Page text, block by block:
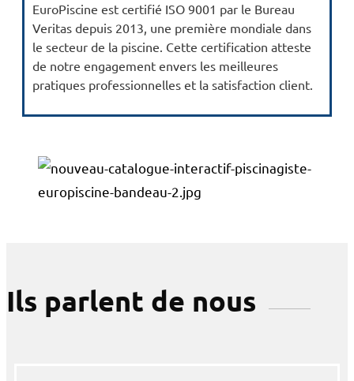
EuroPiscine est certifié ISO 9001 par le Bureau
Veritas depuis 2013, une première mondiale dans
le secteur de la piscine. Cette certification atteste
de notre engagement envers les meilleures
pratiques professionnelles et la satisfaction client.
Ils parlent de nous